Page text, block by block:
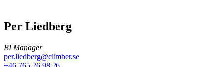
Per Liedberg
BI Manager
per.liedberg@climber.se
+46 765 26 98 26